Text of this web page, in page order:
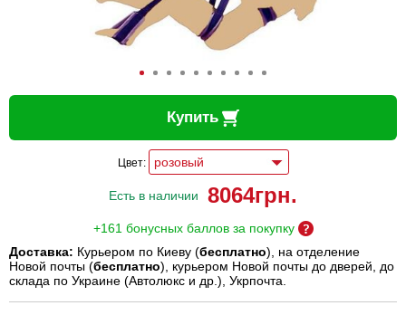
Купить
Цвет:
Есть в наличии 8064грн.
+161 бонусных баллов за покупку
Доставка: Курьером по Киеву (бесплатно), на отделение
Новой почты (бесплатно), курьером Новой почты до дверей, до
склада по Украине (Автолюкс и др.), Укрпочта.